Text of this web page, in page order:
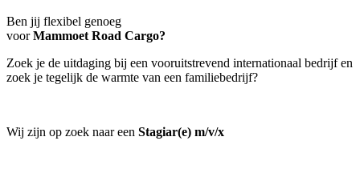
Ben jij flexibel genoeg
voorMammoet Road Cargo?
Zoek je de uitdaging bij een vooruitstrevend internationaal bedrijf en
zoek je tegelijk de warmte van een familiebedrijf?
Wij zijn op zoek naar een Stagiar(e) m/v/x